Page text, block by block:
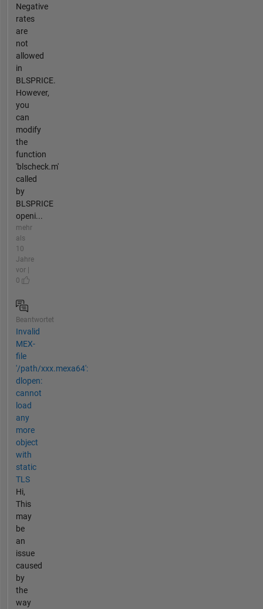
Negative
rates
are
not
allowed
in
BLSPRICE.
However,
you
can
modify
the
function
'blscheck.m'
called
by
BLSPRICE
openi...
mehr
als
10
Jahre
vor |
0
Beantwortet
Invalid
MEX-
file
'/path/xxx.mexa64':
dlopen:
cannot
load
any
more
object
with
static
TLS
Hi,
This
may
be
an
issue
caused
by
the
way